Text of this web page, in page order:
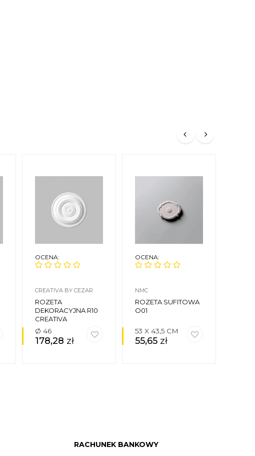
OCENA:
CREATIVA BY CEZAR
ROZETA
DEKORACYJNA R10
CREATIVA
Ø 46
178,28 zł
OCENA:
NMC
ROZETA SUFITOWA
O01
53 X 43,5 CM
55,65 zł
RACHUNEK BANKOWY